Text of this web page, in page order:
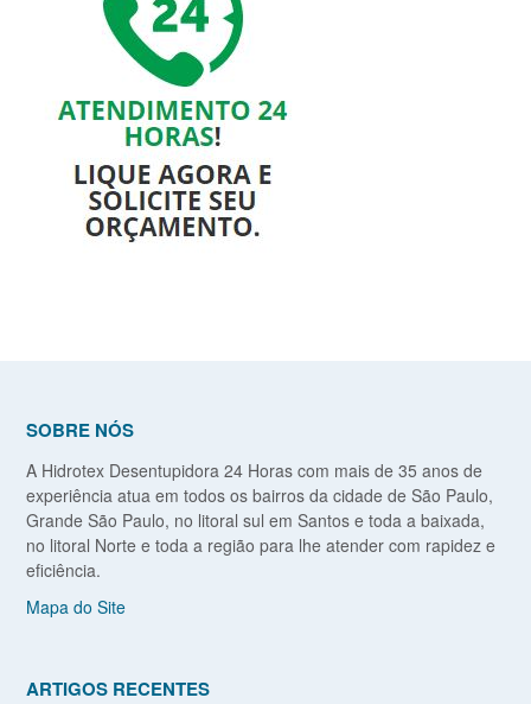
SOBRE NÓS
A Hidrotex Desentupidora 24 Horas com mais de 35 anos de
experiência atua em todos os bairros da cidade de São Paulo,
Grande São Paulo, no litoral sul em Santos e toda a baixada,
no litoral Norte e toda a região para lhe atender com rapidez e
eficiência.
Mapa do Site
ARTIGOS RECENTES